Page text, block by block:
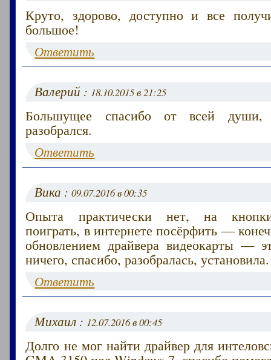
Круто, здорово, доступно и все
большое!
Ответить
Валерий : 18.10.2015 в 21:25
Большущее спасибо от всей души,
разобрался.
Ответить
Вика :09.07.2016 в 00:35
Опыта практически нет, на
поиграть, в интернете посёрфить —
обновлением драйвера видеокарты —
ничего, спасибо, разобралась, установила.
Ответить
Михаил : 12.07.2016 в 00:45
Долго не мог найти драйвер для